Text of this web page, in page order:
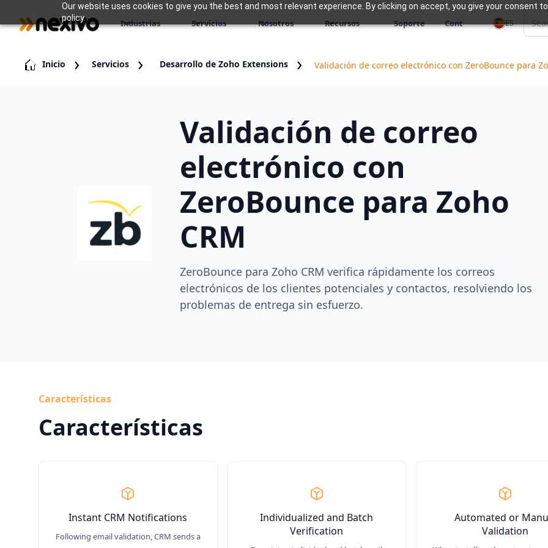
Our website uses cookies to give you the best and most relevant experience. By clicking on accept, you give your consent
policy.
Industrias Servicios Nosotros Recursos Soporte Cont ES
Inicio Servicios Desarrollo de Zoho Extensions Validación de correo electrónico con ZeroBounce para
Validación de correo
electrónico con
ZeroBounce para Zoho
CRM
ZeroBounce para Zoho CRM verifica rápidamente los correos
electrónicos de los clientes potenciales y contactos, resolviendo los
problemas de entrega sin esfuerzo.
Características
Características
Instant CRM Notifications
Following email validation, CRM sends a
Individualized and Batch
Verification
Automated or
Validation